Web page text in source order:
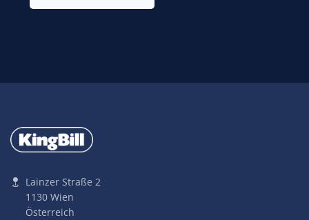
Lainzer Straße 2
1130 Wien
Österreich